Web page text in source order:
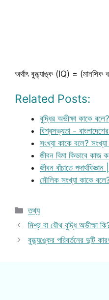
অর্থাৎ বুদ্ধ্যাঙ্ক (IQ) =
Related Posts:
বুদ্ধির অভীক্ষা কাকে
বিশ্বসভ্যতা -
সংখ্যা কাকে বলে?
জীবন বিমা কিভাবে কাজ
জীবন বাঁচাতে
মৌলিক সংখ্যা কাকে
Categories
তথ্য
মিশ্র বা যৌথ বুদ্ধি অভীক্ষা
বুদ্ধ্যঙ্কের পরিবর্তনের দুটি